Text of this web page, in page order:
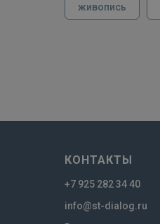
живопись
КОНТАКТЫ
+7 925 282 34 40
info@st-dialog.ru